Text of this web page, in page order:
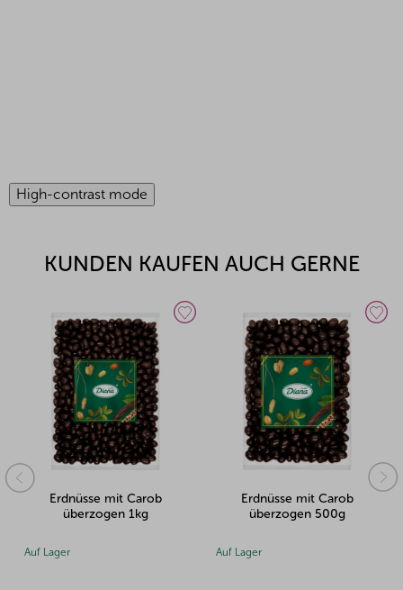
High-contrast mode
KUNDEN KAUFEN AUCH GERNE
Erdnüsse mit Carob
überzogen 500g
Auf Lager
Mandeln mit carob
überzogen 3kg
Auf Lager